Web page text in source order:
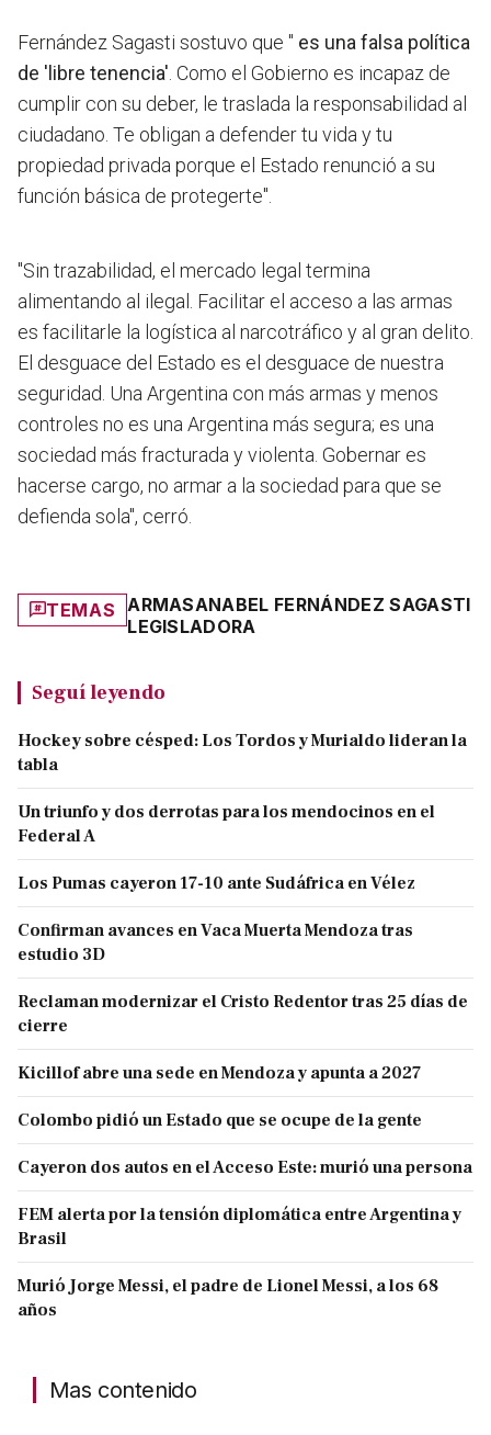
Fernández Sagasti sostuvo que " es una falsa política
de 'libre tenencia' . Como el Gobierno es incapaz de
cumplir con su deber, le traslada la responsabilidad al
ciudadano. Te obligan a defender tu vida y tu
propiedad privada porque el Estado renunció a su
función básica de protegerte".
"Sin trazabilidad, el mercado legal termina
alimentando al ilegal
. Facilitar el acceso a las armas
es facilitarle la logística al narcotráfico y al gran delito.
El desguace del Estado es el desguace de nuestra
seguridad. Una Argentina con más armas y menos
controles no es una Argentina más segura; es una
sociedad más fracturada y violenta. Gobernar es
hacerse cargo, no armar a la sociedad para que se
defienda sola", cerró.
TEMAS ARMASANABEL FERNÁNDEZ SAGASTI
LEGISLADORA
Seguí leyendo
Hockey sobre césped: Los Tordos y Murialdo lideran la
tabla
Un triunfo y dos derrotas para los mendocinos en el
Federal A
Los Pumas cayeron 17-10 ante Sudáfrica en Vélez
Confirman avances en Vaca Muerta Mendoza tras
estudio 3D
Reclaman modernizar el Cristo Redentor tras 25 días de
cierre
Kicillof abre una sede en Mendoza y apunta a 2027
Colombo pidió un Estado que se ocupe de la gente
Cayeron dos autos en el Acceso Este: murió una persona
FEM alerta por la tensión diplomática entre Argentina y
Brasil
Murió Jorge Messi, el padre de Lionel Messi, a los 68
años
Mas contenido